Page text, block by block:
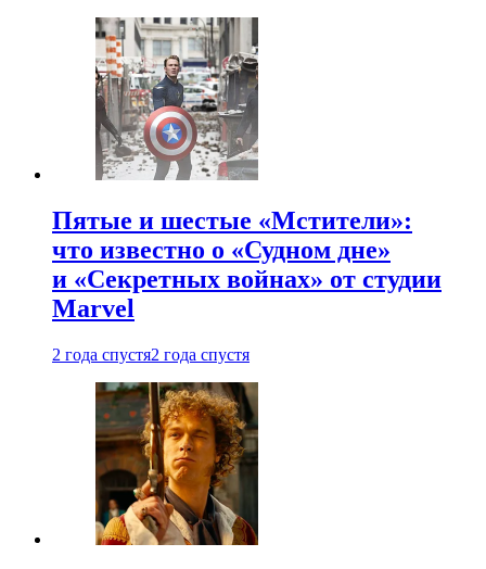
Пятые и шестые «Мстители»:
что известно о «Судном дне»
и «Секретных войнах» от студии
Marvel
2 года спустя2 года спустя